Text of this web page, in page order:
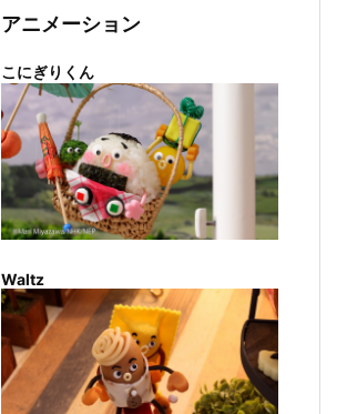
ー
アニメーション
こにぎりくん
Waltz